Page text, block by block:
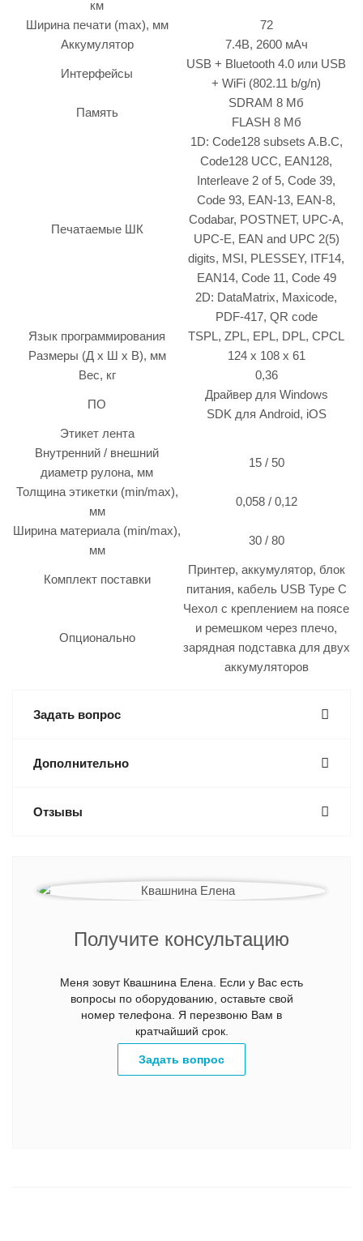
км
Ширина печати (max), мм
72
Аккумулятор
7.4В, 2600 мАч
Интерфейсы
USB + Bluetooth 4.0 или USB
+ WiFi (802.11 b/g/n)
Память
SDRAM 8 Мб
FLASH 8 Мб
Печатаемые ШК
1D: Code128 subsets A.B.C,
Code128 UCC, EAN128,
Interleave 2 of 5, Code 39,
Code 93, EAN-13, EAN-8,
Codabar, POSTNET, UPC-A,
UPC-E, EAN and UPC 2(5)
digits, MSI, PLESSEY, ITF14,
EAN14, Code 11, Code 49
2D: DataMatrix, Maxicode,
PDF-417, QR code
Язык программирования
TSPL, ZPL, EPL, DPL, CPCL
Размеры (Д х Ш х В), мм
124 x 108 x 61
Вес, кг
0,36
ПО
Драйвер для Windows
SDK для Android, iOS
Этикет лента
Внутренний / внешний
диаметр рулона, мм
15 / 50
Толщина этикетки (min/max),
мм
0,058 / 0,12
Ширина материала (min/max),
мм
30 / 80
Комплект поставки
Принтер, аккумулятор, блок
питания, кабель USB Type C
Опционально
Чехол с креплением на поясе
и ремешком через плечо,
зарядная подставка для двух
аккумуляторов
Задать вопрос
Дополнительно
Отзывы
Получите консультацию
Меня зовут Квашнина Елена. Если у Вас есть
вопросы по оборудованию, оставьте свой
номер телефона. Я перезвоню Вам в
кратчайший срок.
Задать вопрос